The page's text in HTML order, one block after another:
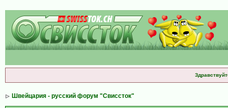
Швейцария - русский форум "Свиссток"